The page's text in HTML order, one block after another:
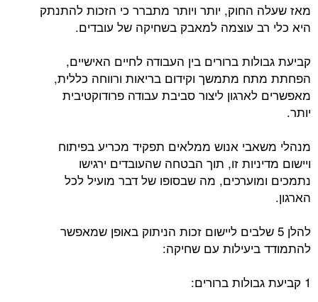
מאז שעלה החוק, יותר ויותר מתברר כי הזכות להתנתק
היא כלי רב עוצמה למאבק בשחיקה של עובדים.
קביעת גבולות ברורים בין העבודה לחיים האישיים,
הפחתת מתח מתמשך וקידום בריאות ורווחה כללית,
מאפשרים לארגון ליצור סביבת עבודה פרודוקטיבית
יותר.
מנהלי משאבי אנוש ממלאים תפקיד מכריע בפיתוח
ויישום מדיניות זו, תוך הבטחה שהעובדים ירגישו
נתמכים ומוערכים, מה שבסופו של דבר מועיל לכל
הארגון.
להלן 5 שלבים ליישום זכות הניתוק באופן שמאפשר
להתמודד ביעילות עם שחיקה:
1 קביעת גבולות ברורים: